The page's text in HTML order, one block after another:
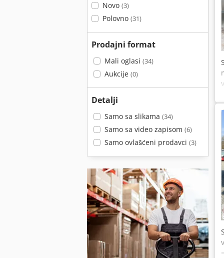
Novo (3)
Polovno (31)
Prodajni format
Mali oglasi (34)
Aukcije (0)
Detalji
Samo sa slikama (34)
Samo sa video zapisom (6)
Samo ovlašćeni prodavci (3)